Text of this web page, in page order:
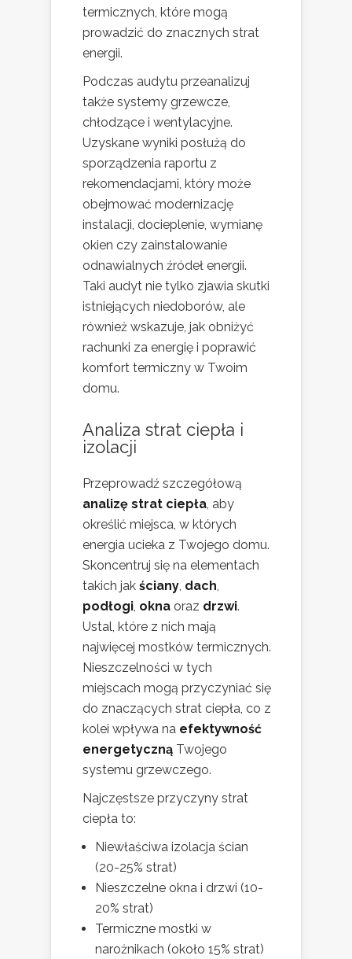
termicznych, które mogą
prowadzić do znacznych strat
energii.
Podczas audytu przeanalizuj
także systemy grzewcze,
chłodzące i wentylacyjne.
Uzyskane wyniki posłużą do
sporządzenia raportu z
rekomendacjami, który może
obejmować modernizację
instalacji, docieplenie, wymianę
okien czy zainstalowanie
odnawialnych źródeł energii.
Taki audyt nie tylko zjawia skutki
istniejących niedoborów, ale
również wskazuje, jak obniżyć
rachunki za energię i poprawić
komfort termiczny w Twoim
domu.
Analiza strat ciepła i
izolacji
Przeprowadź szczegółową
analizę strat ciepła , aby
określić miejsca, w których
energia ucieka z Twojego domu.
Skoncentruj się na elementach
takich jak ściany dach
podłogi okna oraz drzwi.
Ustal, które z nich mają
najwięcej mostków termicznych.
Nieszczelności w tych
miejscach mogą przyczyniać się
do znaczących strat ciepła, co z
kolei wpływa na efektywność
energetyczną Twojego
systemu grzewczego.
Najczęstsze przyczyny strat
ciepła to:
Niewłaściwa izolacja ścian
(20-25% strat)
Nieszczelne okna i drzwi (10-
20% strat)
Termiczne mostki w
narożnikach (około 15% strat)